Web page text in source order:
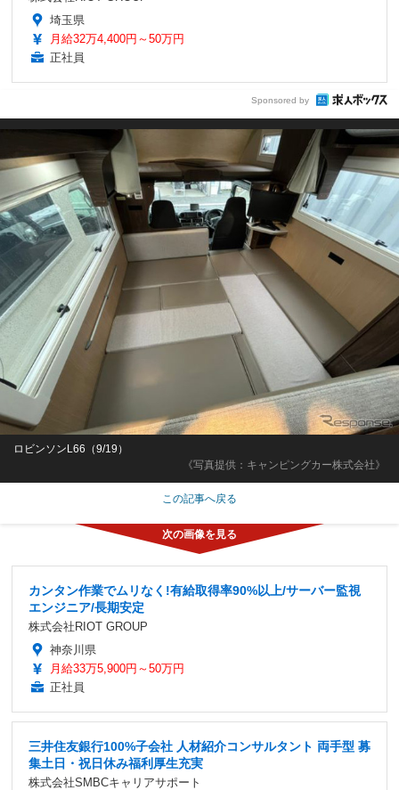
埼玉県
月給32万4,400円～50万円
正社員
Sponsored by
《写真提供：キャンピングカー株式会社》
ロビンソンL66（9/19）
この記事へ戻る
カンタン作業でムリなく!有給取得率90%以上/サーバー監視
エンジニア/長期安定
株式会社RIOT GROUP
神奈川県
月給33万5,900円～50万円
正社員
三井住友銀行100%子会社 人材紹介コンサルタント 両手型 募
集土日・祝日休み福利厚生充実
株式会社SMBCキャリアサポート